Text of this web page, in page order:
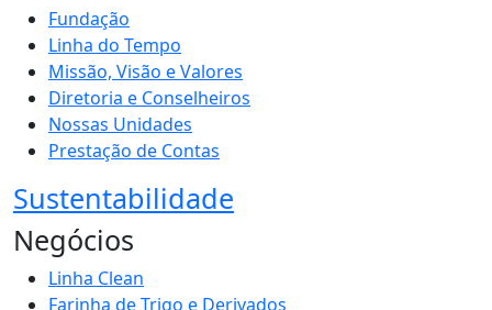
Fundação
Linha do Tempo
Missão, Visão e Valores
Diretoria e Conselheiros
Nossas Unidades
Prestação de Contas
Sustentabilidade
Negócios
Linha Clean
Farinha de Trigo e Derivados